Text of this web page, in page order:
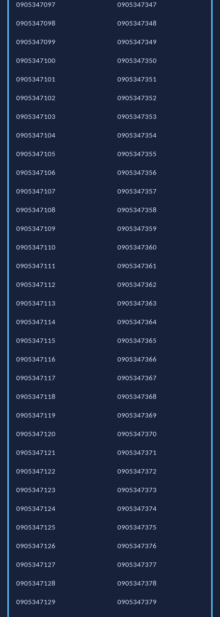
0905347097
0905347098
0905347099
0905347100
0905347101
0905347102
0905347103
0905347104
0905347105
0905347106
0905347107
0905347108
0905347109
0905347110
0905347111
0905347112
0905347113
0905347114
0905347115
0905347116
0905347117
0905347118
0905347119
0905347120
0905347121
0905347122
0905347123
0905347124
0905347125
0905347126
0905347127
0905347128
0905347129
0905347347
0905347348
0905347349
0905347350
0905347351
0905347352
0905347353
0905347354
0905347355
0905347356
0905347357
0905347358
0905347359
0905347360
0905347361
0905347362
0905347363
0905347364
0905347365
0905347366
0905347367
0905347368
0905347369
0905347370
0905347371
0905347372
0905347373
0905347374
0905347375
0905347376
0905347377
0905347378
0905347379